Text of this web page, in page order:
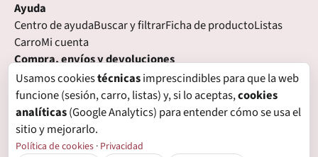
Ayuda
Centro de ayudaBuscar y filtrarFicha de productoListas
CarroMi cuenta
Compra, envíos y devoluciones
Condiciones de compraFormas de pagoGastos de envío
Plazos de entregaDevolucionesGarantía
Legal
Aviso legalPrivacidad
Política de cookiesPreferencias de cookies
Usamos cookiestécnicasimprescindibles para que la web
funcione (sesión, carro, listas) y, si lo aceptas,cookies
analíticas(Google Analytics) para entender cómo se usa el
sitio y mejorarlo.
Política de cookies · Privacidad